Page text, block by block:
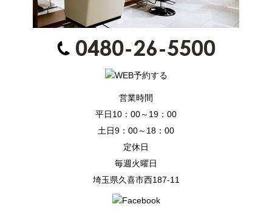
営業時間
平日10：00～19：00
土日9：00～18：00
定休日
毎週火曜日
埼玉県久喜市西187-11